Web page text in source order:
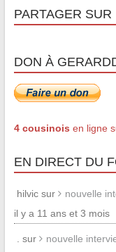
PARTAGER SUR
DON À
4 cousinois en ligne
EN DIRECT DU
hilvic sur
nouvelle
il y a 11 ans et 3 mois
. sur nouvelle